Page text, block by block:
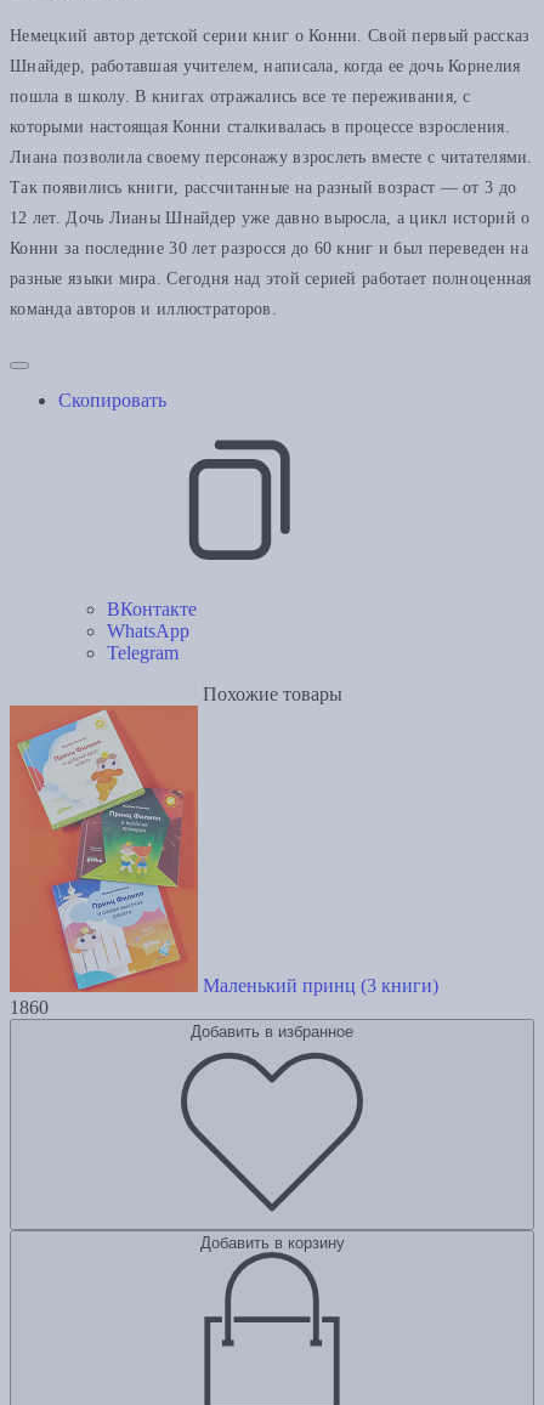
Немецкий автор детской серии книг о Конни. Свой первый рассказ
Шнайдер, работавшая учителем, написала, когда ее дочь Корнелия
пошла в школу. В книгах отражались все те переживания, с
которыми настоящая Конни сталкивалась в процессе взросления.
Лиана позволила своему персонажу взрослеть вместе с читателями.
Так появились книги, рассчитанные на разный возраст — от 3 до
12 лет. Дочь Лианы Шнайдер уже давно выросла, а цикл историй о
Конни за последние 30 лет разросся до 60 книг и был переведен на
разные языки мира. Сегодня над этой серией работает полноценная
команда авторов и иллюстраторов.
Скопировать
ВКонтакте
WhatsApp
Telegram
Похожие товары
Маленький принц (3 книги)
1860
Добавить в избранное
Добавить в корзину